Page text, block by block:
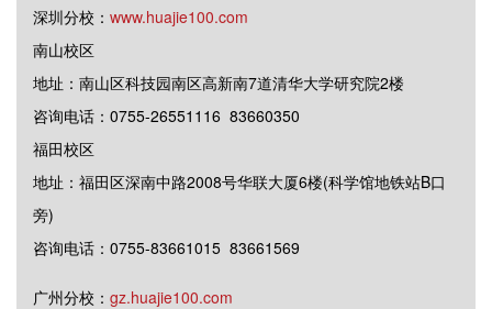
深圳分校： www.huajie100.com
南山校区
地址：南山区科技园南区高新南7道清华大学研究院2楼
咨询电话：0755-26551116 83660350
福田校区
地址：福田区深南中路2008号华联大厦6楼(科学馆地铁站B口
旁)
咨询电话：0755-83661015 83661569
广州分校： gz.huajie100.com